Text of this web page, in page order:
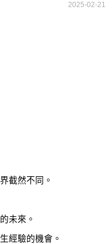
2025-02-21
截然不同。
未來。
經驗的機會。